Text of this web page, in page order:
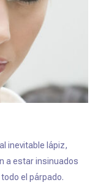
inevitable lápiz,
a estar insinuados
el párpado.